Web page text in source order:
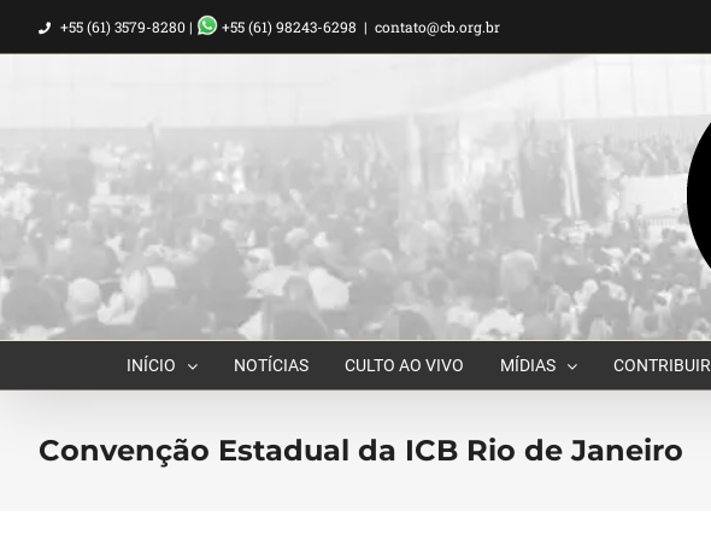
para
+55 (61) 3579-8280 | +55 (61) 98243-6298 | contato@cb.org.br
INÍCIO NOTÍCIAS CULTO AO VIVO MÍDIAS CONTRIBUIR
Convenção Estadual da ICB Rio de Janeiro